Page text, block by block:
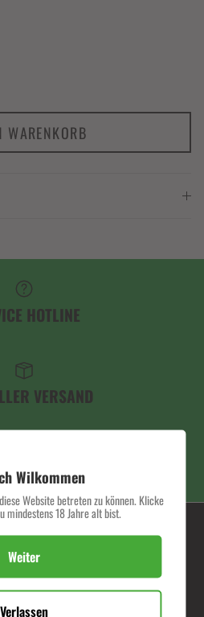
WARENKORB
HOTLINE
VERSAND
QUALITÄT
SHOP
wo Leidenschaft für
wird. Erlebe
Wilkommen
Website betreten zu können. Klicke
mindestens 18 Jahre alt bist.
Weiter
Verlassen